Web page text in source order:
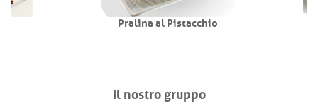
Pralina al Pistacchio
Il nostro gruppo